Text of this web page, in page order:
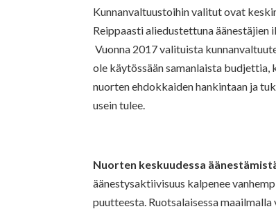
Kunnanvaltuustoihin valitut ovat
Reippaasti aliedustettuna
Vuonna 2017 valituista
ole käytössään samanlaista
nuorten ehdokkaiden hankintaan ja
usein tulee.
Nuorten keskuudessa
äänestysaktiivisuus kalpenee
puutteesta. Ruotsalaisessa